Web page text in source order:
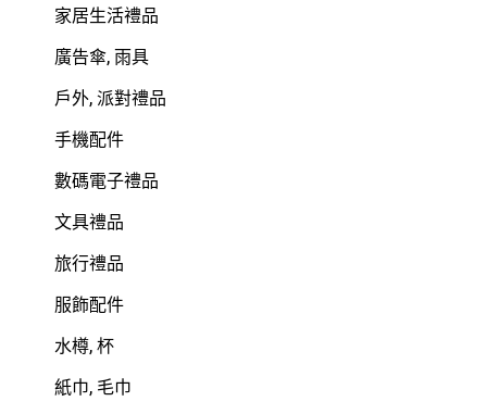
家居生活禮品
廣告傘, 雨具
戶外, 派對禮品
手機配件
數碼電子禮品
文具禮品
旅行禮品
服飾配件
水樽, 杯
紙巾, 毛巾